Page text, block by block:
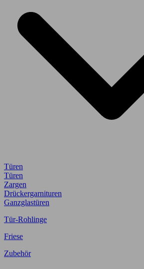
Türen
Türen
Zargen
Drückergarnituren
Ganzglastüren
Tür-Rohlinge
Friese
Zubehör